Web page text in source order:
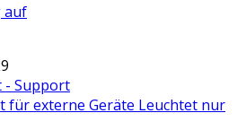
auf
- Support
für externe Geräte Leuchtet nur